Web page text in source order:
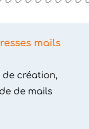
mails
de création,
de mails